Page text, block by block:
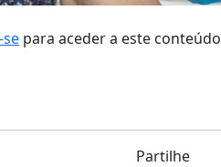
para aceder a este conteúdo
Partilhe